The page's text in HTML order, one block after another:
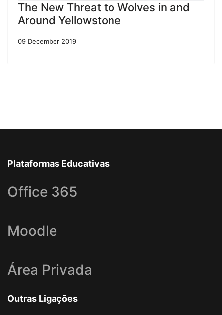
The New Threat to Wolves in and
Around Yellowstone
09 December 2019
Plataformas Educativas
Office 365
Moodle
Área Privada
Outras Ligações